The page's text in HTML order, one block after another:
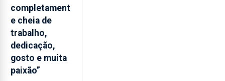
um
“decréscimo
significativo”
da
CPUE
entre
2022
completament
e cheia de
trabalho,
dedicação,
gosto e muita
paixão”